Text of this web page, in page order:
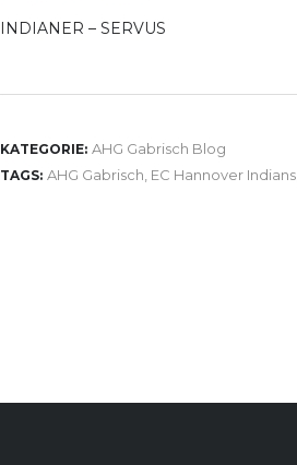
INDIANER – SERVUS
KATEGORIE: AHG Gabrisch Blog
TAGS: AHG Gabrisch EC Hannover Indians